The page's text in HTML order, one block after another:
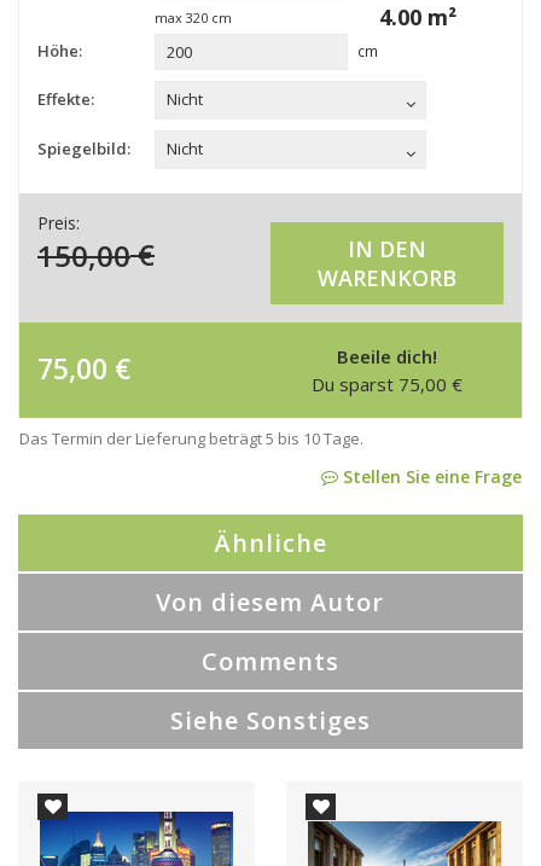
max 320cm
Höhe: cm
4.00 m²
Effekte: Nicht
Spiegelbild: Nicht
Preis:
150,00€
IN DEN
WARENKORB
75,00 €
Beeile dich!
Du sparst 75,00 €
Das Termin der Lieferung beträgt 5 bis 10 Tage.
Stellen Sie eine Frage
Ähnliche
Von diesem Autor
Comments
Siehe Sonstiges